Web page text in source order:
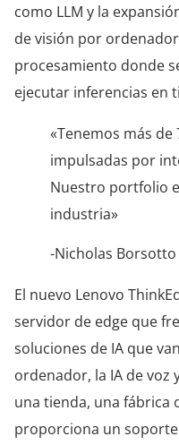
como LLM y la
de visión por
procesamiento donde
ejecutar inferencias en
«Tenemos más
impulsadas por
Nuestro portfolio
industria»
-Nicholas Borsotto
El nuevo Lenovo
servidor de edge que
soluciones de IA que
ordenador, la IA de voz
una tienda, una fábrica
proporciona un